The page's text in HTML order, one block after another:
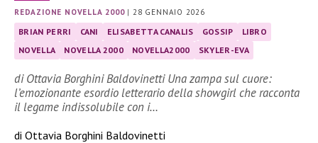
REDAZIONE NOVELLA 2000|28 GENNAIO 2026
BRIAN PERRI CANI ELISABETTA CANALIS GOSSIP
LIBRO
NOVELLA
NOVELLA 2000 NOVELLA2000 SKYLER-EVA
di Ottavia Borghini Baldovinetti Una zampa sul cuore:
l’emozionante esordio letterario della showgirl che racconta
il legame indissolubile con i…
di Ottavia Borghini Baldovinetti